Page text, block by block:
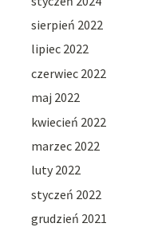
sierpień 2022
lipiec 2022
czerwiec 2022
maj 2022
kwiecień 2022
marzec 2022
luty 2022
styczeń 2022
grudzień 2021